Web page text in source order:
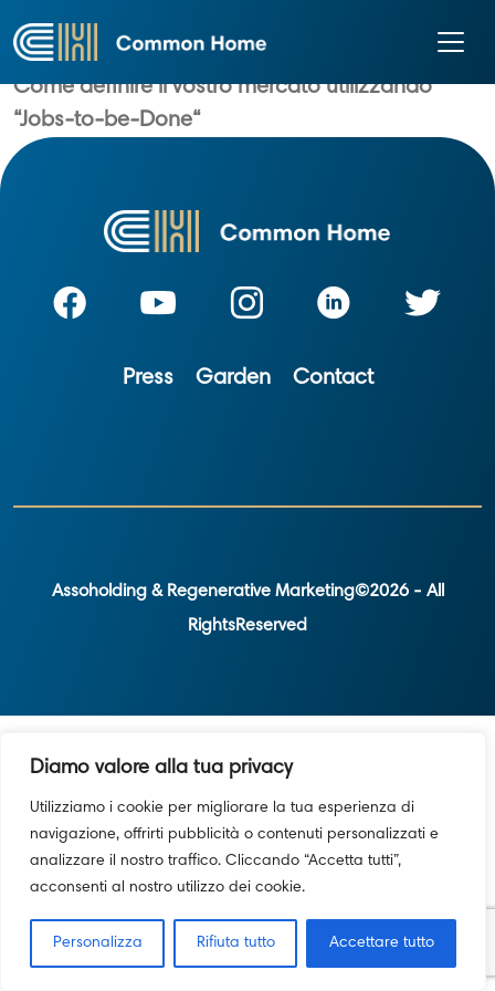
Diamo valore alla tua privacy
Utilizziamo i cookie per migliorare la tua esperienza di
navigazione, offrirti pubblicità o contenuti personalizzati e
analizzare il nostro traffico. Cliccando “Accetta tutti”,
acconsenti al nostro utilizzo dei cookie.
Personalizza Rifiuta tutto Accettare tutto
job
Come definire il vostro mercato utilizzando
“Jobs-to-be-Done“
Press Garden Contact
Assoholding & Regenerative Marketing©2026 - All
RightsReserved